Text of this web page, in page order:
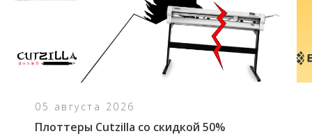
05 августа 2026
Плоттеры Cutzilla со скидкой 50%